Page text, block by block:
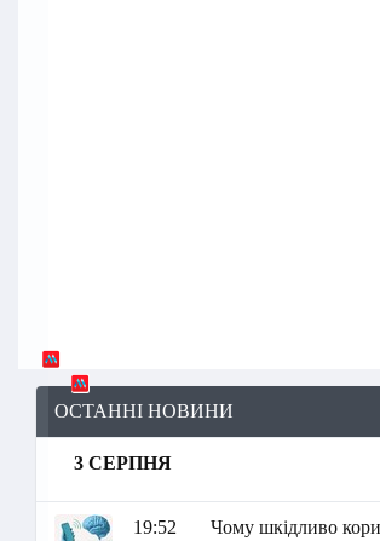
ОСТАННІ НОВИНИ
3 СЕРПНЯ
19:52
Чому шкідливо